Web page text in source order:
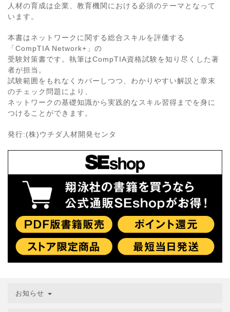
人材の育成は企業、教育機関における必須のテーマとなって
います。
本書はネットワークに関する総合スキルを評価する
「CompTIA Network+」の
受験対策書です。執筆はCompTIA資格試験を知り尽くした著
者が担当。
試験範囲をもれなくカバーしつつ、わかりやすい解説と章末
のチェック問題により、
ネットワークの基礎知識から実践的なスキル習得までを身に
つけることができます。
発行:(株)ウチダ人材開発センタ
お知らせ